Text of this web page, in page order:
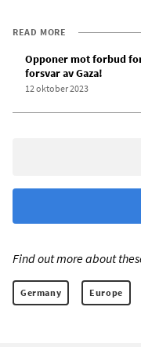
READ MORE
Opponer mot forbud
forsvar av Gaza!
12 oktober 2023
Find out more about
Germany Europe